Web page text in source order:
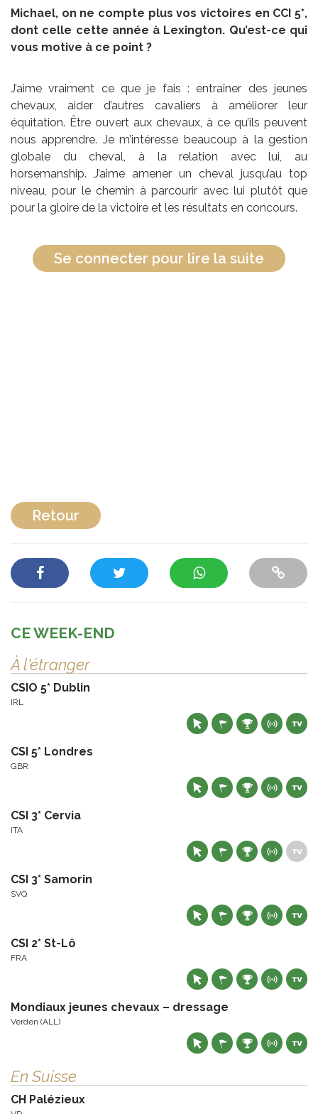
Michael, on ne compte plus vos victoires en CCI 5*,
dont celle cette année à Lexington. Qu’est-ce qui
vous motive à ce point ?
J’aime vraiment ce que je fais : entraîner des jeunes
chevaux, aider d’autres cavaliers à améliorer leur
équitation. Être ouvert aux chevaux, à ce qu’ils peuvent
nous apprendre. Je m’intéresse beaucoup à la gestion
globale du cheval, à la relation avec lui, au
horsemanship. J’aime amener un cheval jusqu’au top
niveau, pour le chemin à parcourir avec lui plutôt que
pour la gloire de la victoire et les résultats en concours.
Se connecter pour lire la suite
Retour
CE WEEK-END
À l'étranger
CSIO 5* Dublin
IRL
CSI 5* Londres
GBR
CSI 3* Cervia
ITA
CSI 3* Samorin
SVQ
CSI 2* St-Lô
FRA
Mondiaux jeunes chevaux – dressage
Verden (ALL)
En Suisse
CH Palézieux